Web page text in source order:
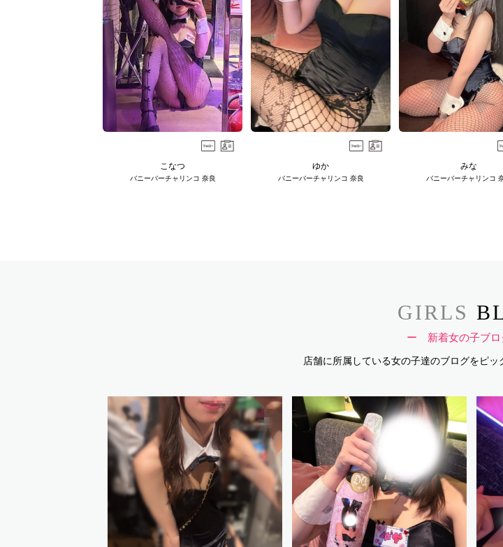
こなつ
バニーバーチャリンコ 奈良
ゆか
バニーバーチャリンコ 奈良
みな
バニーバーチャリンコ
GIRLS
ー 新着女の子ブ
店舗に所属している女の子達のブログをピッ